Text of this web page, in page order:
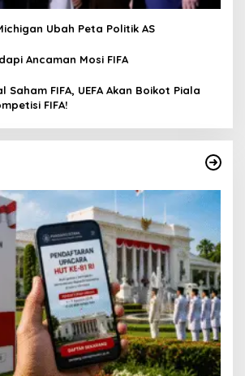
Ubah Peta Politik AS
Ancaman Mosi FIFA
FIFA, UEFA Akan Boikot Piala
FIFA!